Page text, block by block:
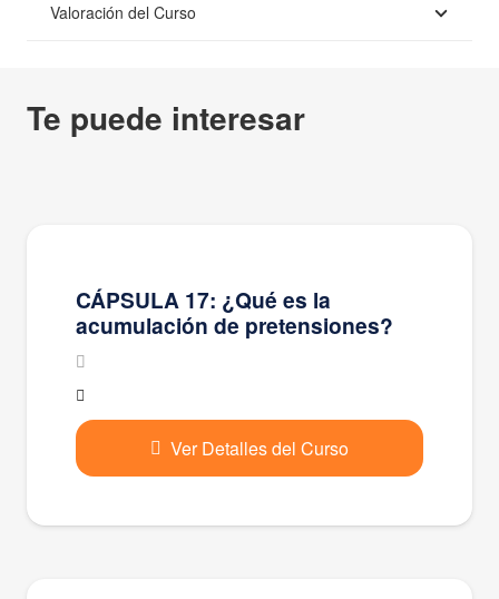
Valoración del Curso
Te puede interesar
CÁPSULA 17: ¿Qué es la
acumulación de pretensiones?
Ver Detalles del Curso